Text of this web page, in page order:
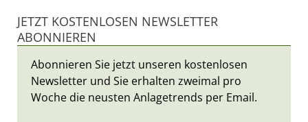
JETZT KOSTENLOSEN NEWSLETTER
ABONNIEREN
Abonnieren Sie jetzt unseren kostenlosen
Newsletter und Sie erhalten zweimal pro
Woche die neusten Anlagetrends per Email.